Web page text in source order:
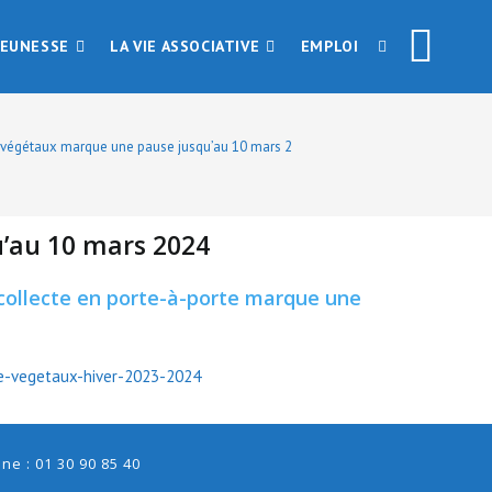
LA VIE ASSOCIATIVE EMPLOI
marque une pause jusqu’au 10 mars 2024
10 mars 2024
en porte-à-porte marque une
hiver-2023-2024
: 01 30 90 85 40